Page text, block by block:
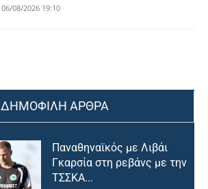
06/08/2026 19:10
ΔΗΜΟΦΙΛΗ ΑΡΘΡΑ
Παναθηναϊκός με Λιβάι
Γκαρσία στη ρεβάνς με την
ΤΣΣΚΑ...